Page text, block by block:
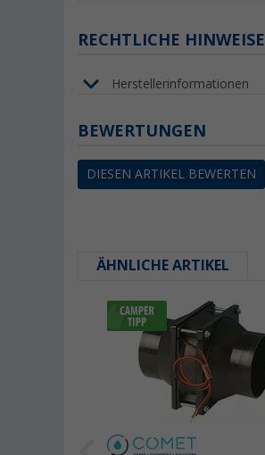
RECHTLICHE HINWEISE
Herstellerinformationen
BEWERTUNGEN
DIESEN ARTIKEL BEWERTEN
ÄHNLICHE ARTIKEL